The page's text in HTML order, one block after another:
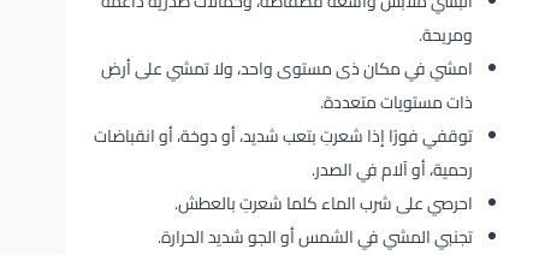
ومريحة.
امشي في مكان ذى مستوى واحد، ولا تمشي على أرض
ذات مستويات متعددة.
توقفي فورًا إذا شعرتِ بتعب شديد، أو دوخة، أو انقباضات
رحمية، أو آلام في الصدر.
احرصي على شرب الماء كلما شعرتِ بالعطش.
تجنبي المشي في الشمس أو الجو شديد الحرارة.